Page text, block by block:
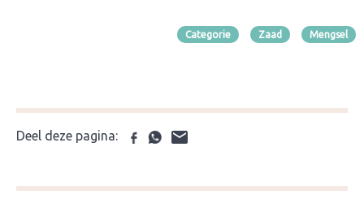
Categorie Zaad Mengsel
Deel deze pagina: